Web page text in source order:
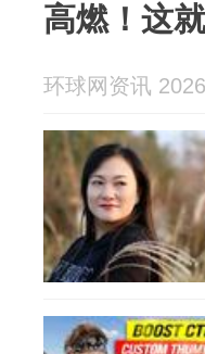
高燃！这
环球网资讯